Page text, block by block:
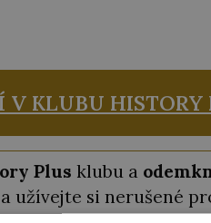
V KLUBU HISTORY
Plus klubu a
užívejte si nerušené